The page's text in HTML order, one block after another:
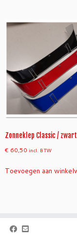
Zonneklep Classic / zwart
€ 60,50 incl. BTW
Toevoegen aan